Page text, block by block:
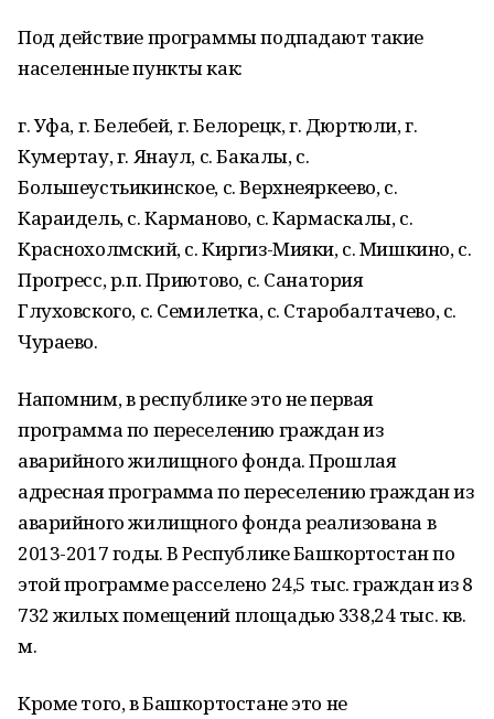
Под действие программы подпадают такие
населенные пункты как:
г. Уфа, г. Белебей, г. Белорецк, г. Дюртюли, г.
Кумертау, г. Янаул, с. Бакалы, с.
Большеустьикинское, с. Верхнеяркеево, с.
Караидель, с. Карманово, с. Кармаскалы, с.
Краснохолмский, с. Киргиз-Мияки, с. Мишкино, с.
Прогресс, р.п. Приютово, с. Санатория
Глуховского, с. Семилетка, с. Старобалтачево, с.
Чураево.
Напомним, в республике это не первая
программа по переселению граждан из
аварийного жилищного фонда. Прошлая
адресная программа по переселению граждан из
аварийного жилищного фонда реализована в
2013-2017 годы. В Республике Башкортостан по
этой программе расселено 24,5 тыс. граждан из 8
732 жилых помещений площадью 338,24 тыс. кв.
м.
Кроме того, в Башкортостане это не